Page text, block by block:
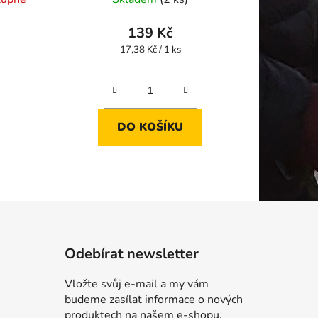
139 Kč
Měrná
17,38 Kč / 1 ks
DO KOŠÍKU
Odebírat newsletter
Vložte svůj e-mail a my vám
budeme zasílat informace o nových